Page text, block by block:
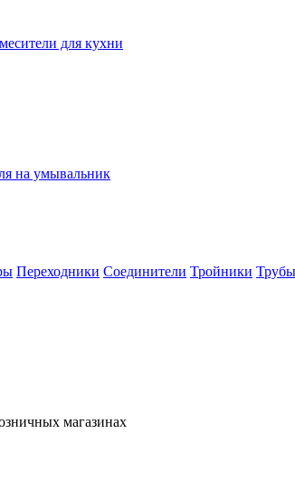
для кухни
на умывальник
Переходники Соединители Тройники Трубы
магазинах